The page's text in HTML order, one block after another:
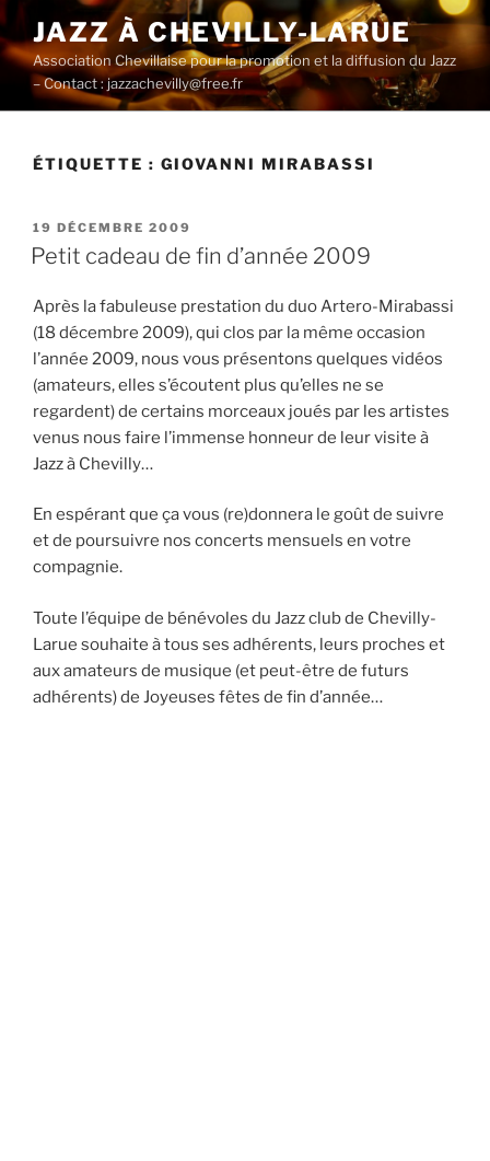
au
contenu
principal
JAZZ À CHEVILLY-LARUE
Association Chevillaise pour la promotion et la diffusion du Jazz
– Contact : jazzachevilly@free.fr
ÉTIQUETTE : GIOVANNI MIRABASSI
PUBLIÉ
LE
19 DÉCEMBRE 2009
Petit cadeau de fin d’année 2009
Après la fabuleuse prestation du duo Artero-Mirabassi
(18 décembre 2009), qui clos par la même occasion
l’année 2009, nous vous présentons quelques vidéos
(amateurs, elles s’écoutent plus qu’elles ne se
regardent) de certains morceaux joués par les artistes
venus nous faire l’immense honneur de leur visite à
Jazz à Chevilly…
En espérant que ça vous (re)donnera le goût de suivre
et de poursuivre nos concerts mensuels en votre
compagnie.
Toute l’équipe de bénévoles du Jazz club de Chevilly-
Larue souhaite à tous ses adhérents, leurs proches et
aux amateurs de musique (et peut-être de futurs
adhérents) de Joyeuses fêtes de fin d’année…